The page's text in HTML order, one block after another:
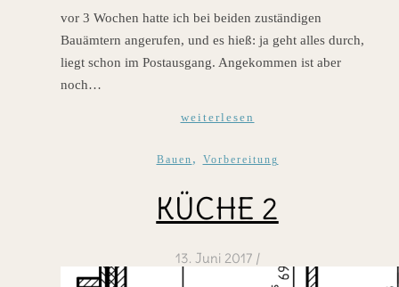
vor 3 Wochen hatte ich bei beiden zuständigen
Bauämtern angerufen, und es hieß: ja geht alles durch,
liegt schon im Postausgang. Angekommen ist aber
noch…
weiterlesen
Bauen , Vorbereitung
KÜCHE 2
13. Juni 2017 /